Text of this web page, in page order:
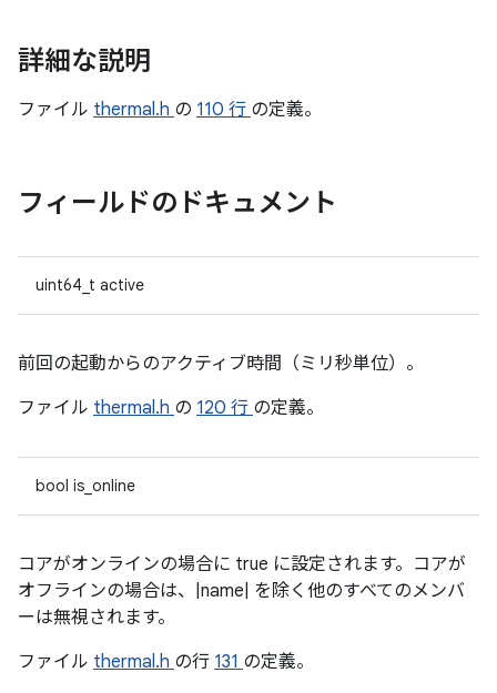
詳細な説明
ファイル thermal.h の 110 行 の定義。
フィールドのドキュメント
uint64_t active
前回の起動からのアクティブ時間（ミリ秒単位）。
ファイル thermal.h の 120 行 の定義。
bool is_online
コアがオンラインの場合に true に設定されます。コアが
オフラインの場合は、|name| を除く他のすべてのメンバ
ーは無視されます。
ファイル thermal.h の行 131 の定義。